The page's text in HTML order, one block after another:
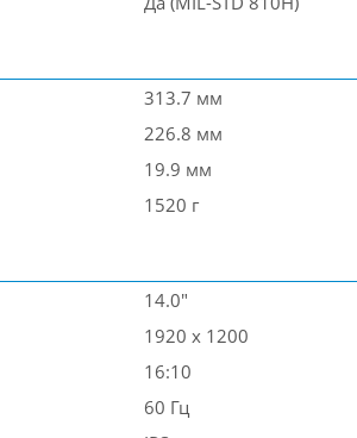
313.7 мм
226.8 мм
19.9 мм
1520 г
14.0"
1920 x 1200
16:10
60 Гц